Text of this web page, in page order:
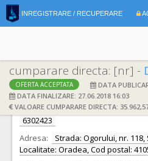
INREGISTRARE / RECUPERARE
cumparare directa: [nr] -
OFERTA ACCEPTATA
DATA
DATA FINALIZARE: 27.06.2018 16:03
VALOARE CUMPARARE DIRECTA:
DATE IDENTIFICARE OFERTANT
Ofertant: S.C. METALURGICA
6302423
Adresa:
Strada: Ogorului, nr. 118,
Localitate: Oradea, Cod postal: